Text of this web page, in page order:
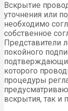
Вскрытие
уточнения или
необходимо
собственное
Представители
покойного
которого
процедуры
вскрытия, так и